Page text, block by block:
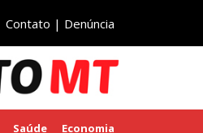
Contato | Denúncia
Saúde Economia